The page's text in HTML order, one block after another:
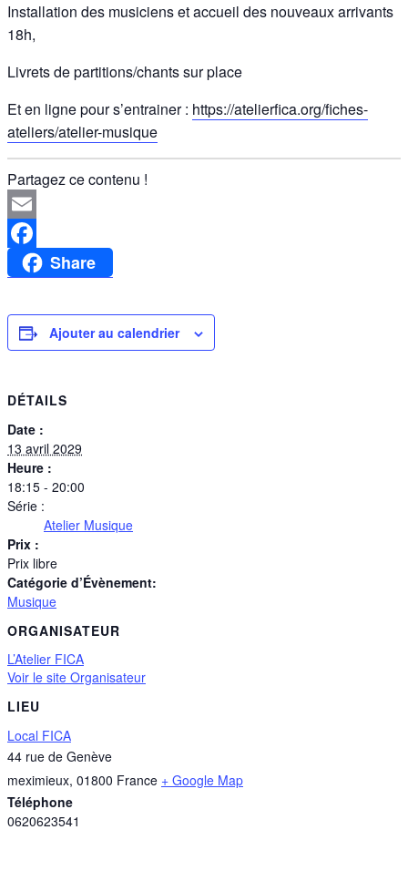
Installation des musiciens et accueil des nouveaux arrivants
18h,
Livrets de partitions/chants sur place
Et en ligne pour s’entrainer : https://atelierfica.org/fiches-
ateliers/atelier-musique
Partagez ce contenu !
Email
FacebookShare
Ajouter au calendrier
DÉTAILS
Date :
13 avril 2029
Heure :
18:15 - 20:00
Série :
Atelier Musique
Prix :
Prix libre
Catégorie d’Évènement:
Musique
ORGANISATEUR
L’Atelier FICA
Voir le site Organisateur
LIEU
Local FICA
44 rue de Genève
meximieux, 01800 France + Google Map
Téléphone
0620623541